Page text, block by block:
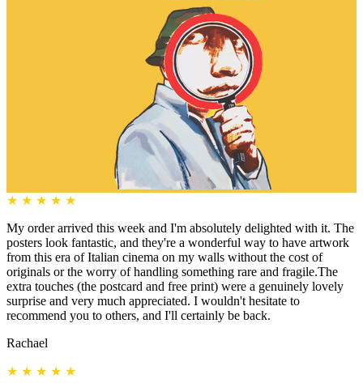
★ ★ ★ ★ ★
My order arrived this week and I'm absolutely delighted with it. The
posters look fantastic, and they're a wonderful way to have artwork
from this era of Italian cinema on my walls without the cost of
originals or the worry of handling something rare and fragile.The
extra touches (the postcard and free print) were a genuinely lovely
surprise and very much appreciated. I wouldn't hesitate to
recommend you to others, and I'll certainly be back.
Rachael
★ ★ ★ ★ ★